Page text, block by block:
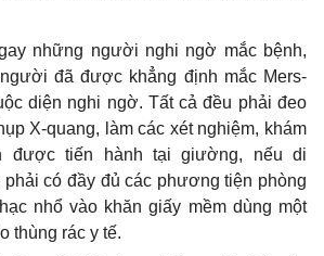
những người nghi ngờ mắc bệnh,
đã được khẳng định mắc Mers-
diện nghi ngờ. Tất cả đều phải đeo
X-quang, làm các xét nghiệm, khám
được tiến hành tại giường, nếu di
phải có đầy đủ các phương tiện phòng
nhổ vào khăn giấy mềm dùng một
thùng rác y tế.